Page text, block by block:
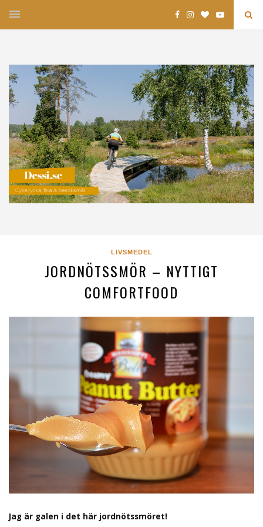
LIVSMEDEL
JORDNÖTSSMÖR – NYTTIGT
COMFORTFOOD
Jag är galen i det här jordnötssmöret!